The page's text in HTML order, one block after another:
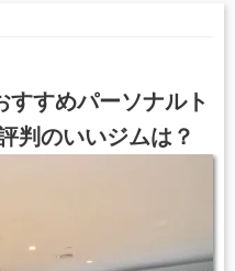
すすめパーソナルト
判のいいジムは？